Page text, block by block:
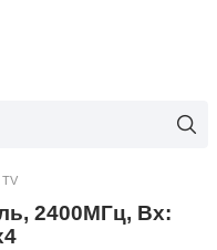
2400МГц, Вх: